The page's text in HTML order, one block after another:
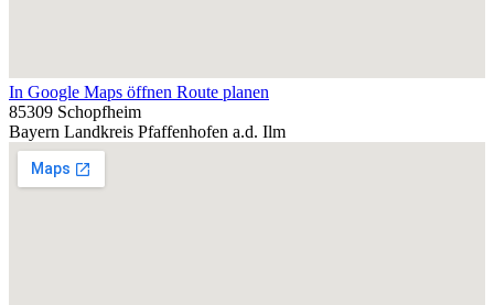
In Google Maps öffnen Route planen
85309 Schopfheim
Bayern Landkreis Pfaffenhofen a.d. Ilm